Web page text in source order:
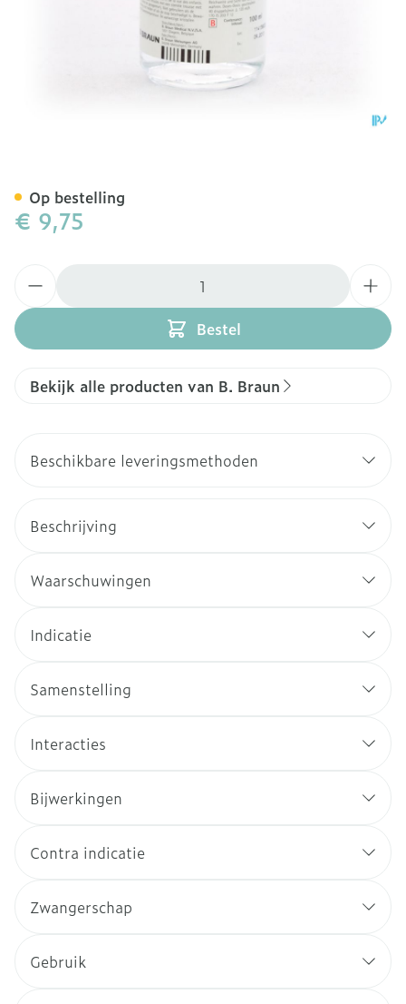
€ 9,75
Bestel
Op bestelling
Bekijk alle producten van B. Braun
Beschikbare leveringsmethoden
Beschrijving
Waarschuwingen
Indicatie
Samenstelling
Interacties
Bijwerkingen
Contra indicatie
Zwangerschap
Gebruik